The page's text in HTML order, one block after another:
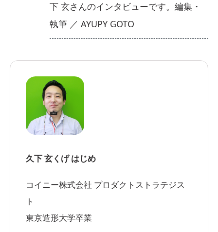
下 玄さんのインタビューです。 編集・
執筆 ／ AYUPY GOTO
久下 玄くげ はじめ
コイニー株式会社 プロダクトストラテジス
ト
東京造形大学卒業